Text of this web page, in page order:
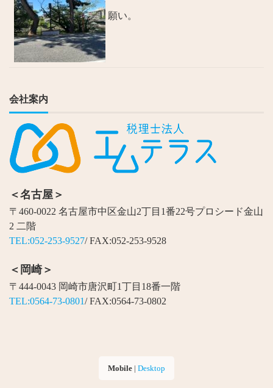
願い。
会社案内
＜名古屋＞
〒460-0022 名古屋市中区金山2丁目1番22号プロシード金山
2 二階
TEL:052-253-9527/ FAX:052-253-9528
＜岡崎＞
〒444-0043 岡崎市唐沢町1丁目18番一階
TEL:0564-73-0801/ FAX:0564-73-0802
Mobile | Desktop